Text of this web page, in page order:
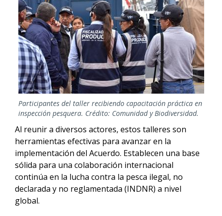
Participantes del taller recibiendo capacitación práctica en
inspección pesquera. Crédito: Comunidad y Biodiversidad.
Al reunir a diversos actores, estos talleres son
herramientas efectivas para avanzar en la
implementación del Acuerdo. Establecen una base
sólida para una colaboración internacional
continúa en la lucha contra la pesca ilegal, no
declarada y no reglamentada (INDNR) a nivel
global.